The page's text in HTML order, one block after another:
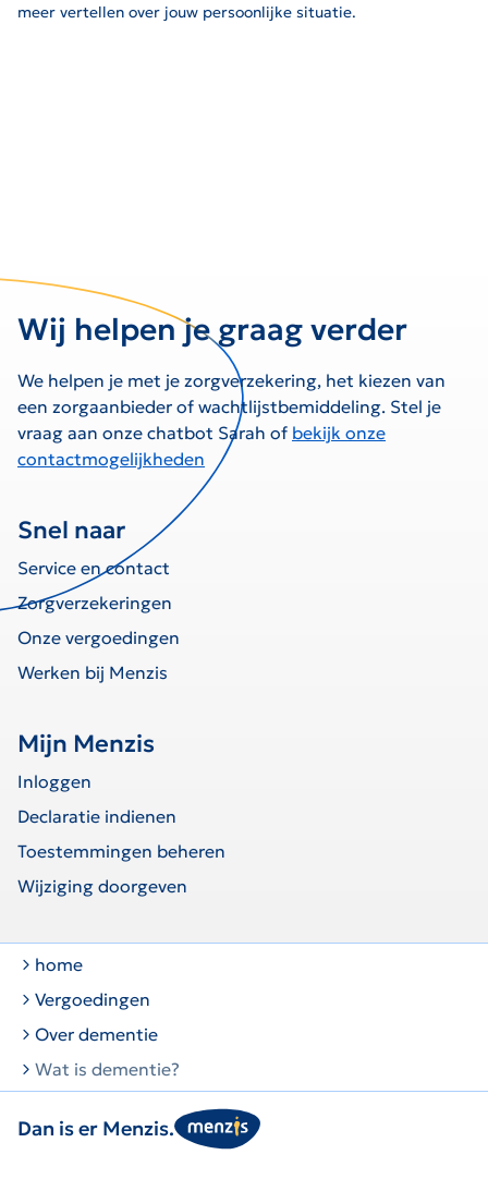
meer vertellen over jouw persoonlijke situatie.
Wij helpen je graag verder
We helpen je met je zorgverzekering, het kiezen van
een zorgaanbieder of wachtlijstbemiddeling. Stel je
vraag aan onze chatbot Sarah of bekijk onze
contactmogelijkheden
Snel naar
Service en contact
Zorgverzekeringen
Onze vergoedingen
Werken bij Menzis
Mijn Menzis
Inloggen
Declaratie indienen
Toestemmingen beheren
Wijziging doorgeven
home
Vergoedingen
Over dementie
Wat is dementie?
Dan is er Menzis.